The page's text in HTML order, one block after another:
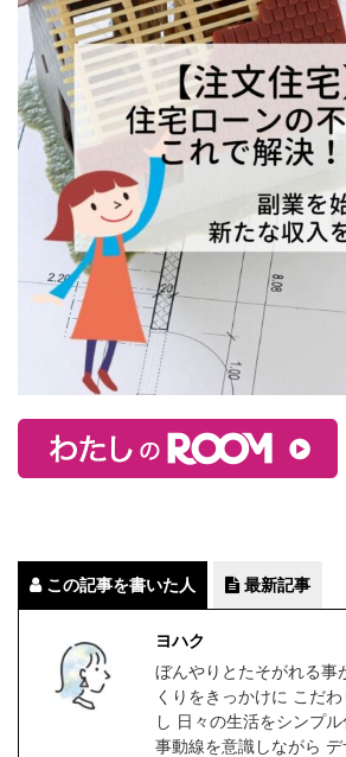
この記事を書いた人 最新記事
ヨハク
ぼんやりとたそがれる事
くりをきっかけに こだ
し 日々の生活をシンプ
事動線を意識しながら